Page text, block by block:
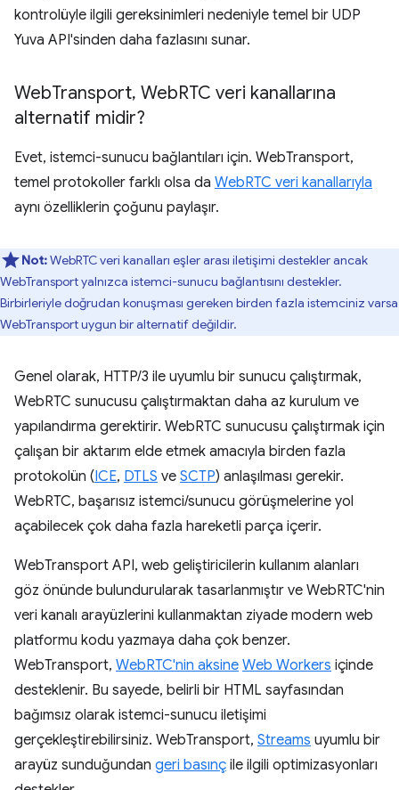
kontrolüyle ilgili gereksinimleri nedeniyle temel bir UDP
Yuva API'sinden daha fazlasını sunar.
WebTransport, WebRTC veri kanallarına
alternatif midir?
Evet, istemci-sunucu bağlantıları için. WebTransport,
temel protokoller farklı olsa da WebRTC veri kanallarıyla
aynı özelliklerin çoğunu paylaşır.
Not:WebRTC veri kanalları eşler arası iletişimi destekler ancak
WebTransport yalnızca istemci-sunucu bağlantısını destekler.
Birbirleriyle doğrudan konuşması gereken birden fazla istemciniz varsa
WebTransport uygun bir alternatif değildir.
Genel olarak, HTTP/3 ile uyumlu bir sunucu çalıştırmak,
WebRTC sunucusu çalıştırmaktan daha az kurulum ve
yapılandırma gerektirir. WebRTC sunucusu çalıştırmak için
çalışan bir aktarım elde etmek amacıyla birden fazla
protokolün (ICE, DTLS ve SCTP) anlaşılması gerekir.
WebRTC, başarısız istemci/sunucu görüşmelerine yol
açabilecek çok daha fazla hareketli parça içerir.
WebTransport API, web geliştiricilerin kullanım alanları
göz önünde bulundurularak tasarlanmıştır ve WebRTC'nin
veri kanalı arayüzlerini kullanmaktan ziyade modern web
platformu kodu yazmaya daha çok benzer.
WebTransport, WebRTC'nin aksine Web Workers içinde
desteklenir. Bu sayede, belirli bir HTML sayfasından
bağımsız olarak istemci-sunucu iletişimi
gerçekleştirebilirsiniz. WebTransport, Streams uyumlu bir
arayüz sunduğundan geri basınç ile ilgili optimizasyonları